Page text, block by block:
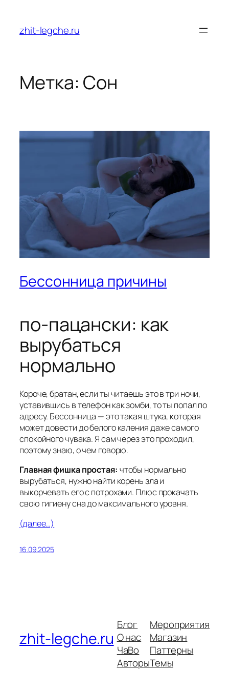
содержимому
zhit-legche.ru
Метка: Сон
Бессонница причины
по-пацански: как
вырубаться
нормально
Короче, братан, если ты читаешь это в три ночи,
уставившись в телефон как зомби, то ты попал по
адресу. Бессонница — это такая штука, которая
может довести до белого каления даже самого
спокойного чувака. Я сам через это проходил,
поэтому знаю, о чем говорю.
Главная фишка простая: чтобы нормально
вырубаться, нужно найти корень зла и
выкорчевать его с потрохами. Плюс прокачать
свою гигиену сна до максимального уровня.
(далее…)
16.09.2025
zhit-legche.ru
Блог
О нас
ЧаВо
Авторы
Мероприятия
Магазин
Паттерны
Темы